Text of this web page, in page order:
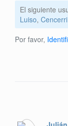
El siguiente
Luiso, Cencerri
Por favor,